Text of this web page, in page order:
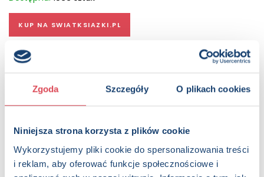
Zgoda Szczegóły O plikach cookies
Niniejsza strona korzysta z plików cookie
Wykorzystujemy pliki cookie do spersonalizowania treści
i reklam, aby oferować funkcje społecznościowe i
KUP NA SWIATKSIAZKI.PL
KUP NA KSIAZKI.PL
Na święta Bożego Narodzenia Wydawnictwo Olesiejuk
Orzechów”. Bajkowa opowieść, której autorem jest E.T.A.
Hoffmann, należy do klasyki światowej literatury. Szatę
graficzną do książki stworzyła niezwykle utalentowana
polska ilustratorka Agnieszka Jatkowska. Barwne